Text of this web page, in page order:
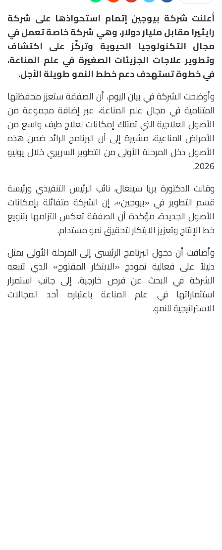
أعلنت شركة بيوجين إتمام استحواذها على شركة
رايثيرا مقابل مليار دولار، وهي شركة خاصة تعمل في
مجال التكنولوجيا الحيوية وتركّز على اكتشاف
وتطوير علاجات الجزيئات الصغيرة في علم المناعة،
في خطوة تستهدف دعم خطط النمو طويلة الأجل.
وأوضحت الشركة في بيان اليوم، أن الصفقة ستعزز محفظتها
المتنامية في مجال علم المناعة، عبر إضافة مجموعة من
الأصول العلاجية التي تمتلك إمكانات لعلاج طيف واسع من
الأمراض المناعية، مشيرة إلى أن البرنامج الرائد ضمن هذه
الأصول دخل المرحلة الأولى من التطوير السريري خلال يوليو
2026.
وقالت الدكتورة بريا سينغال، نائب الرئيس التنفيذي ورئيسة
قسم التطوير في «بيوجين»، إن الشركة متفائلة بإمكانات
الأصول الجديدة، مؤكدة أن الصفقة تعكس التزامها بتنويع
خط الإنتاج وتعزيز الابتكار لتحقيق نمو مستدام.
وأضافت أن دخول البرنامج الرئيسي إلى المرحلة الأولى يمثل
دليلاً على فعالية نموذج «الابتكار المفتوح» الذي تتبعه
الشركة في البحث عن فرص خارجية، إلى جانب استمرار
استثماراتها في علم المناعة باعتباره أحد المجالات
الاستراتيجية للنمو.